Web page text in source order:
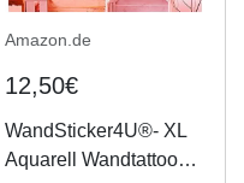
Amazon.de
12,50€
WandSticker4U®- XL
Aquarell Wandtattoo